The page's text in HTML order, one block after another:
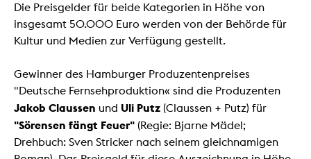
Die Preisgelder für beide Kategorien in Höhe von
insgesamt 50.000 Euro werden von der Behörde für
Kultur und Medien zur Verfügung gestellt.
Gewinner des Hamburger Produzentenpreises
"Deutsche Fernsehproduktion« sind die Produzenten
Jakob Claussen und Uli Putz (Claussen + Putz) für
"Sörensen fängt Feuer" (Regie: Bjarne Mädel;
Drehbuch: Sven Stricker nach seinem gleichnamigen